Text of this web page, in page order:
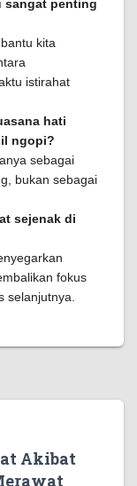
sangat penting
kita
istirahat
hati
ngopi?
sebagai
bukan sebagai
sejenak di
fokus
selanjutnya.
Akibat